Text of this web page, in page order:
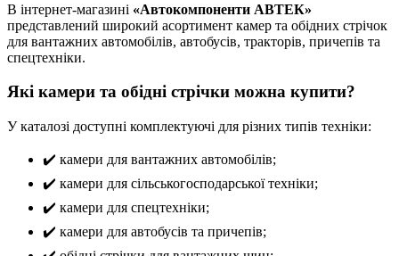
В інтернет-магазині «Автокомпоненти АВТЕК»
представлений широкий асортимент камер та обідних стрічок
для вантажних автомобілів, автобусів, тракторів, причепів та
спецтехніки.
Які камери та обідні стрічки можна купити?
У каталозі доступні комплектуючі для різних типів техніки:
✔️ камери для вантажних автомобілів;
✔️ камери для сільськогосподарської техніки;
✔️ камери для спецтехніки;
✔️ камери для автобусів та причепів;